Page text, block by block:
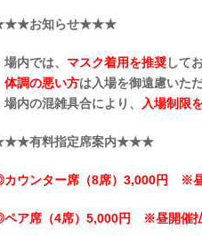
お知らせ★★★
場内では、 マスク着用を推奨して
体調の悪い方は入場を御遠慮いた
場内の混雑具合により、
入場制限
有料指定席案内★★★
ウンター席（8席）3,000円 ※
ア席（4席）5,000円 ※昼開催